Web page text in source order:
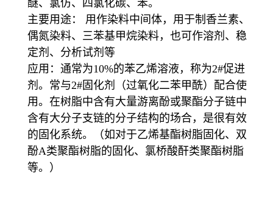
醚、氯仿、四氯化碳、苯。
主要用途： 用作染料中间体，用于制香兰素、
偶氮染料、三苯基甲烷染料，也可作溶剂、稳
定剂、分析试剂等
应用：通常为10%的苯乙烯溶液，称为2#促进
剂。常与2#固化剂（过氧化二苯甲酰）配合使
用。在树脂中含有大量游离酚或聚酯分子链中
含有大分子支链的分子结构的场合，是很有效
的固化系统。（如对于乙烯基酯树脂固化、双
酚A类聚酯树脂的固化、氯桥酸酐类聚酯树脂
等。）